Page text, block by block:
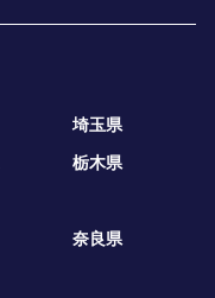
埼玉県
栃木県
奈良県